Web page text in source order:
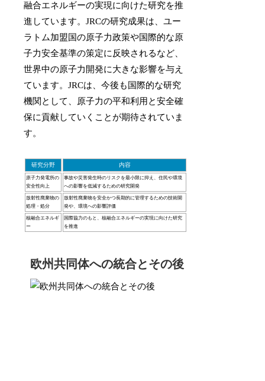
融合エネルギーの実現に向けた研究を推
進しています。JRCの研究成果は、ユー
ラトム加盟国の原子力政策や国際的な原
子力安全基準の策定に反映されるなど、
世界中の原子力開発に大きな影響を与え
ています。JRCは、今後も国際的な研究
機関として、原子力の平和利用と安全確
保に貢献していくことが期待されていま
す。
研究分野 内容
原子力発電所の
安全性向上
事故や災害発生時のリスクを最小限に抑え、住民や環境
への影響を低減するための研究開発
放射性廃棄物の
処理・処分
放射性廃棄物を安全かつ長期的に管理するための技術開
発や、環境への影響評価
核融合エネルギ
ー
国際協力のもと、核融合エネルギーの実現に向けた研究
を推進
欧州共同体への統合とその後